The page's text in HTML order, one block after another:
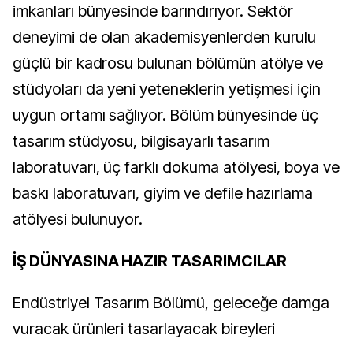
imkanları bünyesinde barındırıyor. Sektör
deneyimi de olan akademisyenlerden kurulu
güçlü bir kadrosu bulunan bölümün atölye ve
stüdyoları da yeni yeteneklerin yetişmesi için
uygun ortamı sağlıyor. Bölüm bünyesinde üç
tasarım stüdyosu, bilgisayarlı tasarım
laboratuvarı, üç farklı dokuma atölyesi, boya ve
baskı laboratuvarı, giyim ve defile hazırlama
atölyesi bulunuyor.
İŞ DÜNYASINA HAZIR TASARIMCILAR
Endüstriyel Tasarım Bölümü, geleceğe damga
vuracak ürünleri tasarlayacak bireyleri